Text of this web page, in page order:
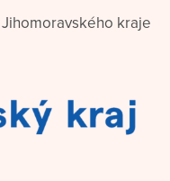
kraje